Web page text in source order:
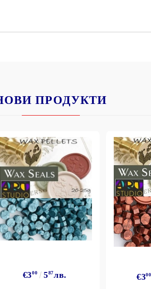
ПРОДУКТИ
€300 587лв. €300